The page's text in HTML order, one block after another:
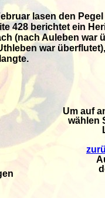
lasen den
428 berichtet ein
(nach Auleben
war
Um auf
wählen